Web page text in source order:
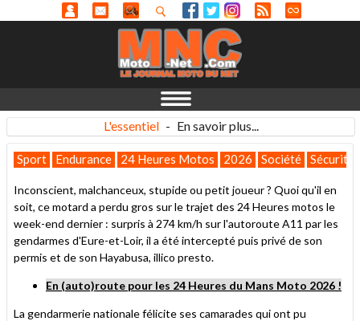
L'essentiel - En savoir plus...
Sport Endurance 24 Heures Motos 2026 Société Sécurité
Inconscient, malchanceux, stupide ou petit joueur ? Quoi qu'il en
soit, ce motard a perdu gros sur le trajet des 24 Heures motos le
week-end dernier : surpris à 274 km/h sur l'autoroute A11 par les
gendarmes d'Eure-et-Loir, il a été intercepté puis privé de son
permis et de son Hayabusa, illico presto.
En (auto)route pour les 24 Heures du Mans Moto 2026 !
La gendarmerie nationale félicite ses camarades qui ont pu